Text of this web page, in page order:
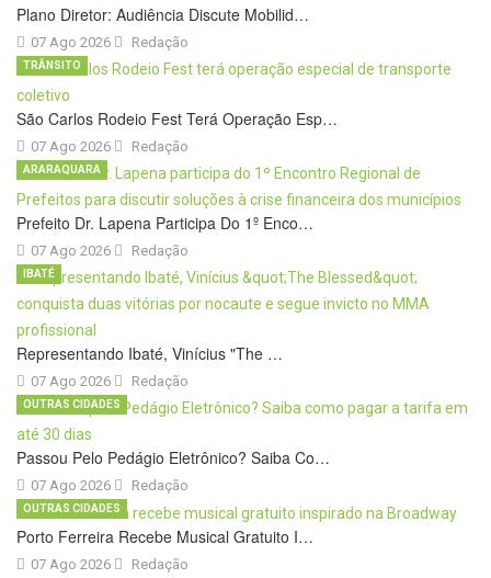
Plano Diretor: Audiência Discute Mobilid…
07 Ago 2026 Redação
São Carlos Rodeio Fest Terá Operação Esp…
07 Ago 2026
TRÂNSITO
Redação
Prefeito Dr. Lapena Participa Do 1º Enco…
07 Ago 2026
ARARAQUARA
Redação
Representando Ibaté, Vinícius "The …
07 Ago 2026
IBATÉ
Redação
Passou Pelo Pedágio Eletrônico? Saiba Co…
07 Ago 2026
OUTRAS CIDADES
Redação
Porto Ferreira Recebe Musical Gratuito I…
07 Ago 2026
OUTRAS CIDADES
Redação